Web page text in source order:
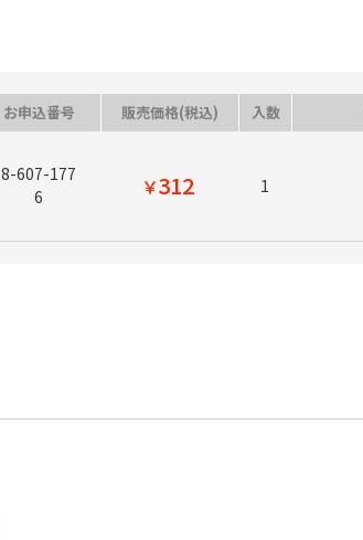
お申込番号 販売価格(税込) 入数
8-607-177
6
￥312 1